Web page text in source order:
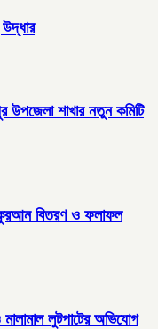
উপজেলা শাখার নতুন কমিটি
কুরআন বিতরণ ও ফলাফল
লুটপাটের অভিযোগ